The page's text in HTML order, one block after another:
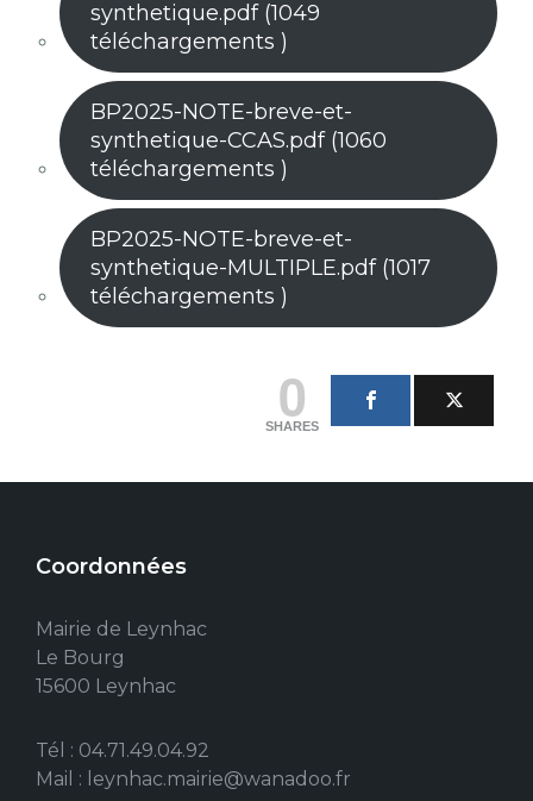
synthetique.pdf (1049
téléchargements )
BP2025-NOTE-breve-et-
synthetique-CCAS.pdf (1060
téléchargements )
BP2025-NOTE-breve-et-
synthetique-MULTIPLE.pdf (1017
téléchargements )
0
SHARES
Coordonnées
Mairie de Leynhac
Le Bourg
15600 Leynhac
Tél : 04.71.49.04.92
Mail : leynhac.mairie@wanadoo.fr